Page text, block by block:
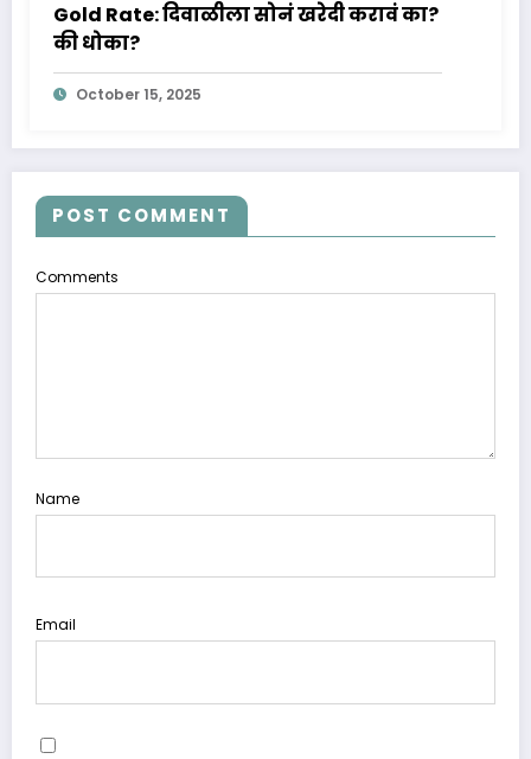
Gold Rate: दिवाळीला सोनं खरेदी करावं का?
की धोका?
October 15, 2025
POST COMMENT
Comments
Name
Email